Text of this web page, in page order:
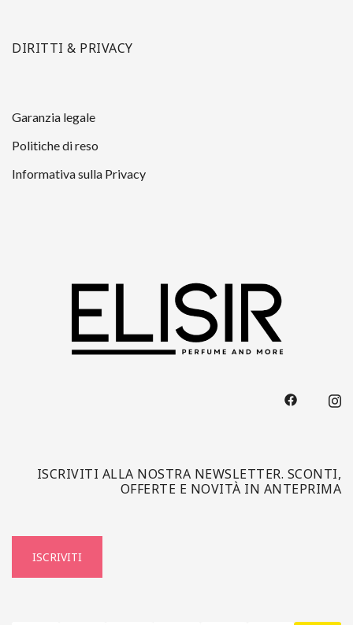
DIRITTI & PRIVACY
Garanzia legale
Politiche di reso
Informativa sulla Privacy
ISCRIVITI ALLA NOSTRA NEWSLETTER. SCONTI,
OFFERTE E NOVITÀ IN ANTEPRIMA
ISCRIVITI